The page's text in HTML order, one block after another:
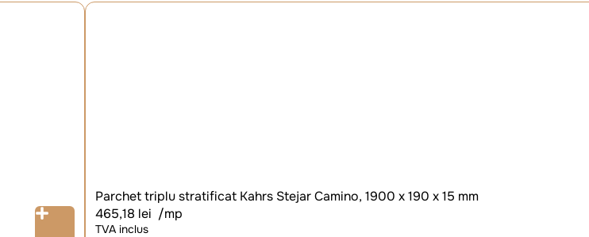
Parchet triplu stratificat Kahrs Stejar Camino, 1900 x 190 x 15 mm
465,18 lei /mp
TVA inclus